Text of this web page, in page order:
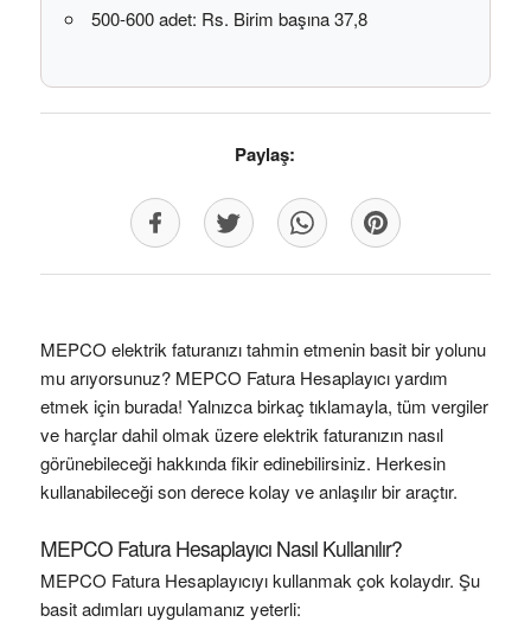
500-600 adet: Rs. Birim başına 37,8
Paylaş:
MEPCO elektrik faturanızı tahmin etmenin basit bir yolunu
mu arıyorsunuz? MEPCO Fatura Hesaplayıcı yardım
etmek için burada! Yalnızca birkaç tıklamayla, tüm vergiler
ve harçlar dahil olmak üzere elektrik faturanızın nasıl
görünebileceği hakkında fikir edinebilirsiniz. Herkesin
kullanabileceği son derece kolay ve anlaşılır bir araçtır.
MEPCO Fatura Hesaplayıcı Nasıl Kullanılır?
MEPCO Fatura Hesaplayıcıyı kullanmak çok kolaydır. Şu
basit adımları uygulamanız yeterli: